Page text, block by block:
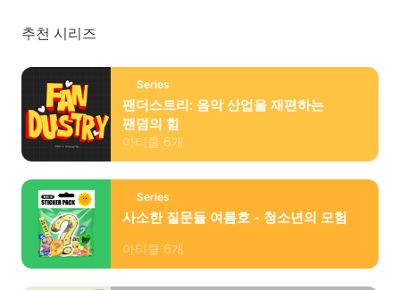
추천 시리즈
Series
팬더스트리: 음악 산업을 재편하는
팬덤의 힘
아티클 6개
Series
사소한 질문들 여름호 - 청소년의 모험
아티클 6개